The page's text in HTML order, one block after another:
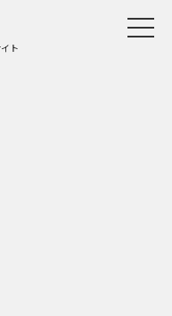
ト